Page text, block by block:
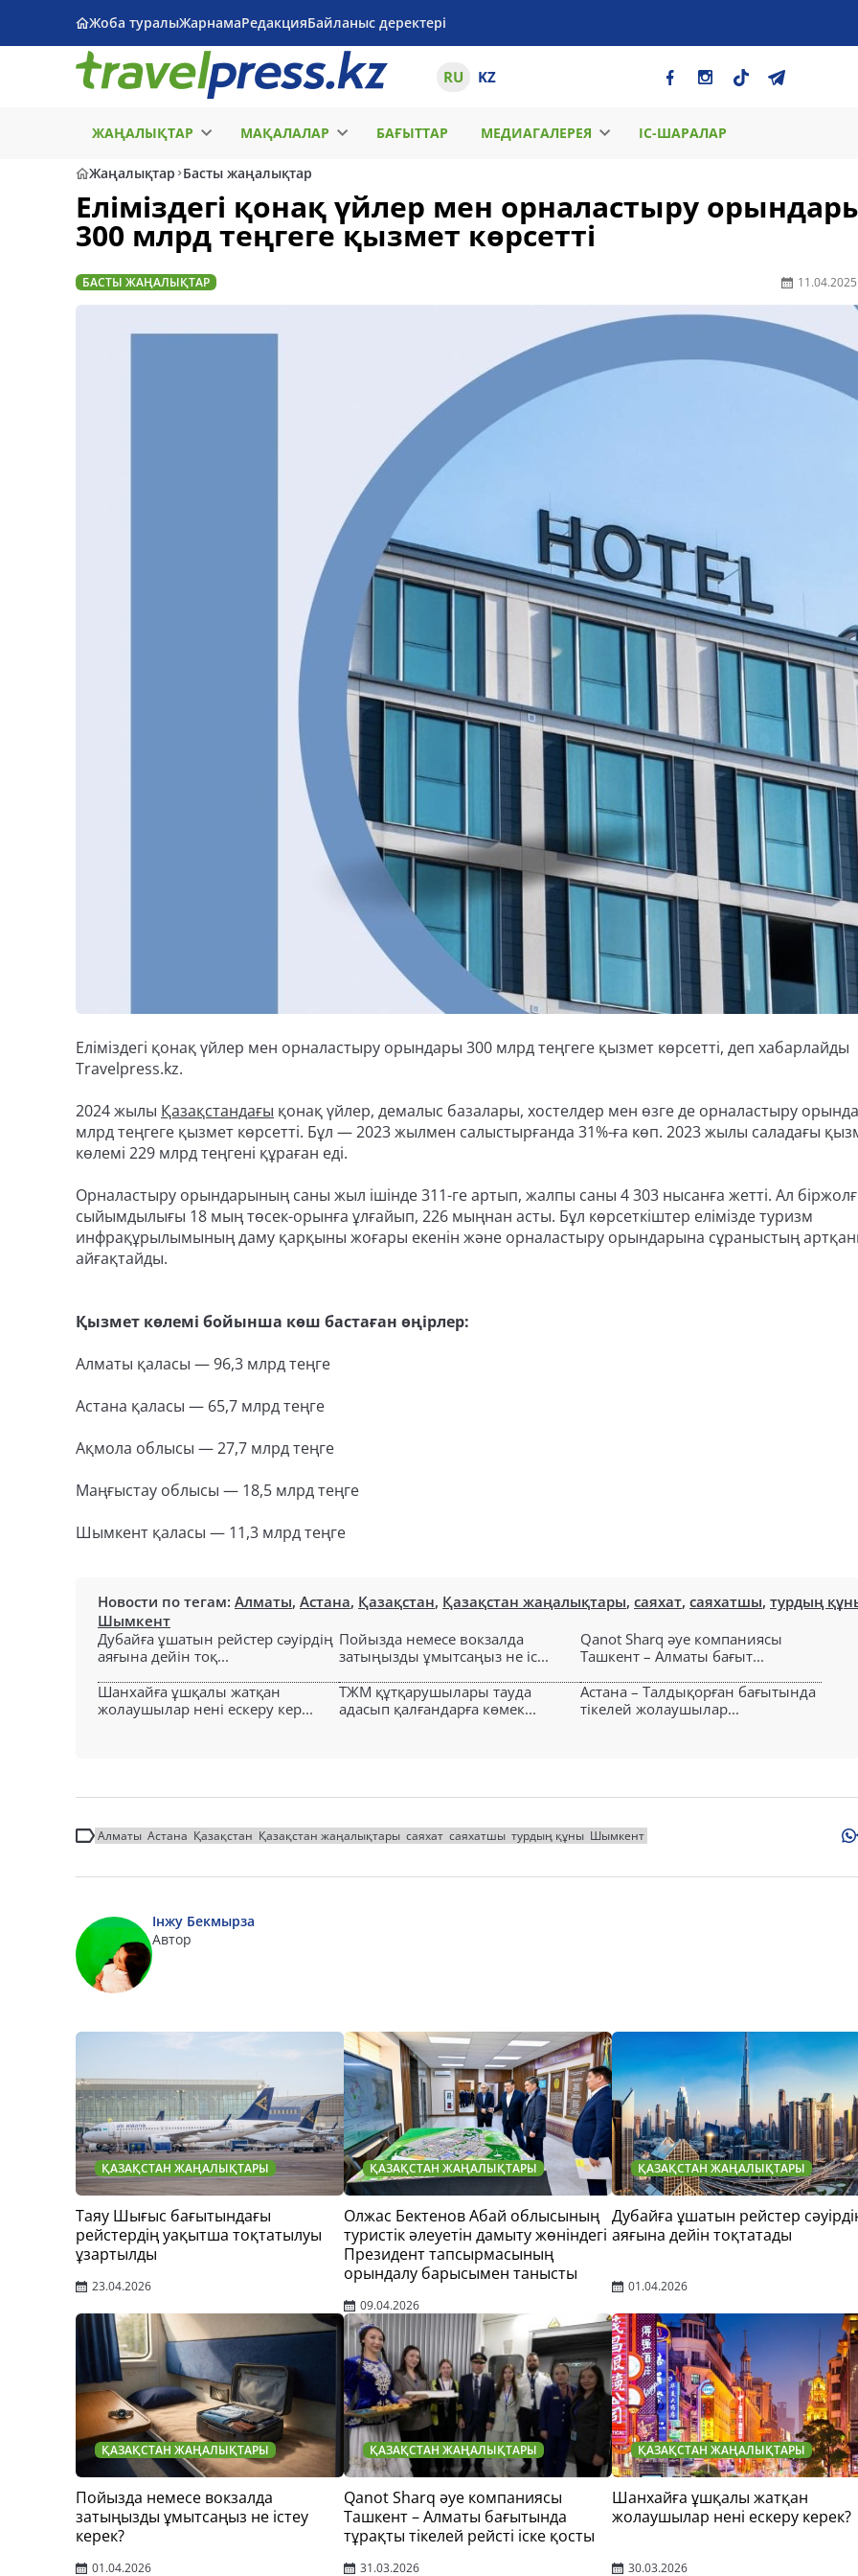
Жоба туралыЖарнамаРедакцияБайланыс деректері
RU KZ
ЖАҢАЛЫҚТАР МАҚАЛАЛАР БАҒЫТТАР МЕДИАГАЛЕРЕЯ ІС-ШАРАЛАР
Жаңалықтар Басты жаңалықтар
Еліміздегі қонақ үйлер мен орналастыру
300 млрд теңгеге қызмет көрсетті
БАСТЫ ЖАҢАЛЫҚТАР 11.04.2025
Еліміздегі қонақ үйлер мен орналастыру орындары 300 млрд теңгеге қызмет көрсетті, деп хабарлайды
Travelpress.kz.
2024 жылы Қазақстандағы қонақ үйлер, демалыс базалары, хостелдер мен өзге де орналастыру
млрд теңгеге қызмет көрсетті. Бұл — 2023 жылмен салыстырғанда 31%-ға көп. 2023 жылы саладағы
көлемі 229 млрд теңгені құраған еді.
Орналастыру орындарының саны жыл ішінде 311-ге артып, жалпы саны 4 303 нысанға жетті. Ал
сыйымдылығы 18 мың төсек-орынға ұлғайып, 226 мыңнан асты. Бұл көрсеткіштер елімізде туризм
инфрақұрылымының даму қарқыны жоғары екенін және орналастыру орындарына сұраныстың
айғақтайды.
Қызмет көлемі бойынша көш бастаған өңірлер:
Алматы қаласы — 96,3 млрд теңге
Астана қаласы — 65,7 млрд теңге
Ақмола облысы — 27,7 млрд теңге
Маңғыстау облысы — 18,5 млрд теңге
Шымкент қаласы — 11,3 млрд теңге
Новости по тегам: Алматы, Астана, Қазақстан, Қазақстан жаңалықтары, саяхат, саяхатшы, турдың
Шымкент
Дубайға ұшатын рейстер сәуірдің
аяғына дейін тоқ...
Пойызда немесе вокзалда
затыңызды ұмытсаңыз не іс...
Qanot Sharq әуе компаниясы
Ташкент – Алматы бағыт...
Шанхайға ұшқалы жатқан
жолаушылар нені ескеру кер...
ТЖМ құтқарушылары тауда
адасып қалғандарға көмек...
Астана – Талдықорған бағытында
тікелей жолаушылар...
Алматы Астана Қазақстан Қазақстан жаңалықтары саяхат саяхатшы турдың құны Шымкент
Інжу Бекмырза
Автор
ҚАЗАҚСТАН ЖАҢАЛЫҚТАРЫ
Таяу Шығыс бағытындағы
рейстердің уақытша тоқтатылуы
ұзартылды
23.04.2026
ҚАЗАҚСТАН ЖАҢАЛЫҚТАРЫ
Олжас Бектенов Абай облысының
туристік әлеуетін дамыту жөніндегі
Президент тапсырмасының
орындалу барысымен танысты
09.04.2026
ҚАЗАҚСТАН ЖАҢАЛЫҚТАРЫ
Дубайға ұшатын рейстер
аяғына дейін тоқтатады
01.04.2026
ҚАЗАҚСТАН ЖАҢАЛЫҚТАРЫ
Пойызда немесе вокзалда
затыңызды ұмытсаңыз не істеу
керек?
01.04.2026
ҚАЗАҚСТАН ЖАҢАЛЫҚТАРЫ
Qanot Sharq әуе компаниясы
Ташкент – Алматы бағытында
тұрақты тікелей рейсті іске қосты
31.03.2026
ҚАЗАҚСТАН ЖАҢАЛЫҚТАРЫ
Шанхайға ұшқалы жатқан
жолаушылар нені ескеру керек?
30.03.2026